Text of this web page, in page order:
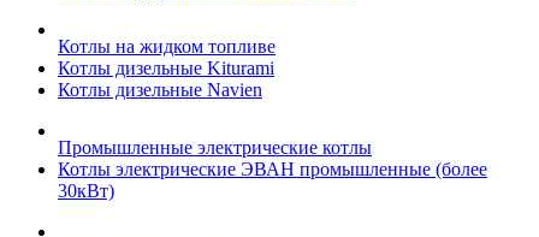
Котлы на жидком топливе
Котлы дизельные Kiturami
Котлы дизельные Navien
Промышленные электрические котлы
Котлы электрические ЭВАН промышленные (более
30кВт)